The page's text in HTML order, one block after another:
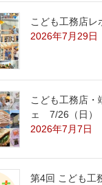
こども工務店レ
2026年7月29日
こども工務店・
ェ 7/26（日）
2026年7月7日
第4回 こども工